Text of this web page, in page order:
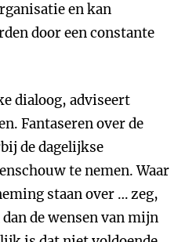
en kan
door een constante
dialoog, adviseert
Fantaseren over de
de dagelijkse
te nemen. Waar
staan over … zeg,
de wensen van mijn